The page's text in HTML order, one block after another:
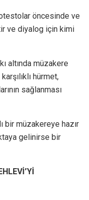
öncesinde ve
ve diyalog için kimi
altında müzakere
hürmet,
sağlanması
bir müzakereye hazır
gelinirse bir